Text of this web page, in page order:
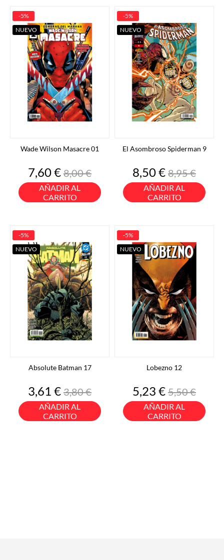
Wade Wilson Masacre 01
Precio
7,60 €Precio
base
8,00 €
AÑADIR AL
CARRITO
-5%
NUEVO
El Asombroso Spiderman 9
Precio
8,50 €Precio
base
8,95 €
AÑADIR AL
CARRITO
-5%
NUEVO
Absolute Batman 17
Precio
3,61 €Precio
base
3,80 €
AÑADIR AL
CARRITO
-5%
NUEVO
Lobezno 12
Precio
5,23 €Precio
base
5,50 €
AÑADIR AL
CARRITO
-5%
NUEVO